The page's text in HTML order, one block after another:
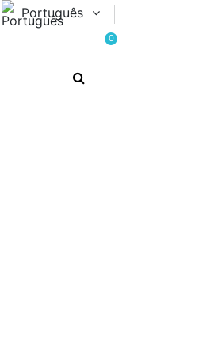
Português
0